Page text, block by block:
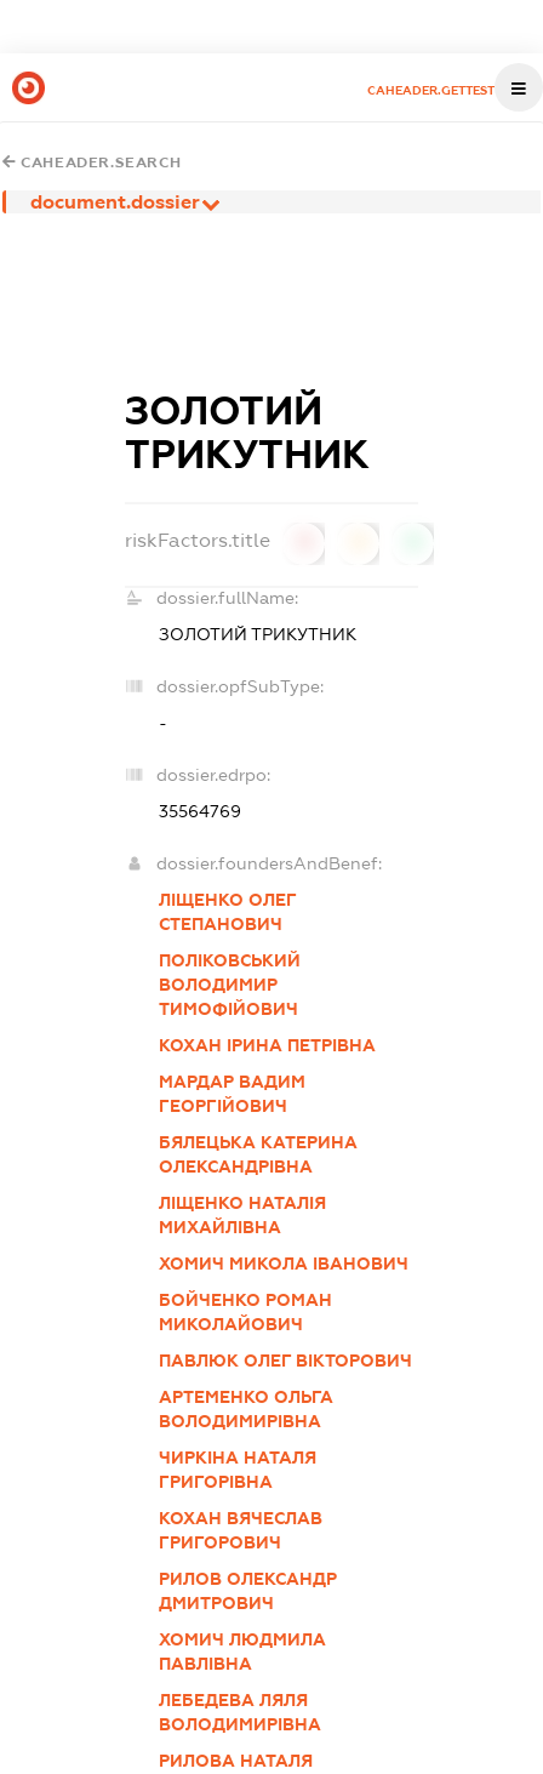
CAHEADER.GETTEST
CAHEADER.SEARCH
document.dossier
ЗОЛОТИЙ
ТРИКУТНИК
riskFactors.title
dossier.fullName:
ЗОЛОТИЙ ТРИКУТНИК
dossier.opfSubType:
-
dossier.edrpo:
35564769
dossier.foundersAndBenef:
ЛІЩЕНКО ОЛЕГ
СТЕПАНОВИЧ
ПОЛІКОВСЬКИЙ
ВОЛОДИМИР
ТИМОФІЙОВИЧ
КОХАН ІРИНА ПЕТРІВНА
МАРДАР ВАДИМ
ГЕОРГІЙОВИЧ
БЯЛЕЦЬКА КАТЕРИНА
ОЛЕКСАНДРІВНА
ЛІЩЕНКО НАТАЛІЯ
МИХАЙЛІВНА
ХОМИЧ МИКОЛА ІВАНОВИЧ
БОЙЧЕНКО РОМАН
МИКОЛАЙОВИЧ
ПАВЛЮК ОЛЕГ ВІКТОРОВИЧ
АРТЕМЕНКО ОЛЬГА
ВОЛОДИМИРІВНА
ЧИРКІНА НАТАЛЯ
ГРИГОРІВНА
КОХАН ВЯЧЕСЛАВ
ГРИГОРОВИЧ
РИЛОВ ОЛЕКСАНДР
ДМИТРОВИЧ
ХОМИЧ ЛЮДМИЛА
ПАВЛІВНА
ЛЕБЕДЕВА ЛЯЛЯ
ВОЛОДИМИРІВНА
РИЛОВА НАТАЛЯ